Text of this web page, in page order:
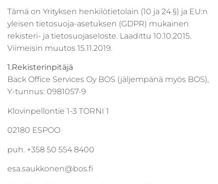
Tämä on Yrityksen henkilötietolain (10 ja 24 §) ja EU:n
yleisen tietosuoja-asetuksen (GDPR) mukainen
rekisteri- ja tietosuojaseloste. Laadittu 10.10.2015.
Viimeisin muutos 15.11.2019.
1.Rekisterinpitäjä
Back Office Services Oy BOS (jäljempänä myös BOS),
Y-tunnus: 0981057-9
Klovinpellontie 1-3 TORNI 1
02180 ESPOO
puh. +358 50 554 8400
esa.saukkonen@bos.fi